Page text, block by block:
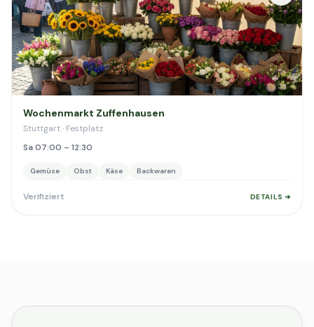
Wochenmarkt Zuffenhausen
Stuttgart · Festplatz
Sa 07:00 – 12:30
Gemüse Obst Käse Backwaren
Verifiziert DETAILS ➔